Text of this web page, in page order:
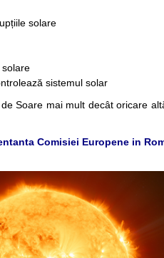
solare
sistemul solar
Soare mai mult decât oricare
Comisiei Europene in